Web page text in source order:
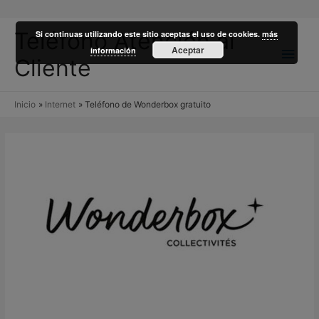
Teléfono Atención al
Cliente
Inicio Internet Teléfono de Wonderbox gratuito
Si continuas utilizando este sitio aceptas el uso de cookies.más
información
Aceptar